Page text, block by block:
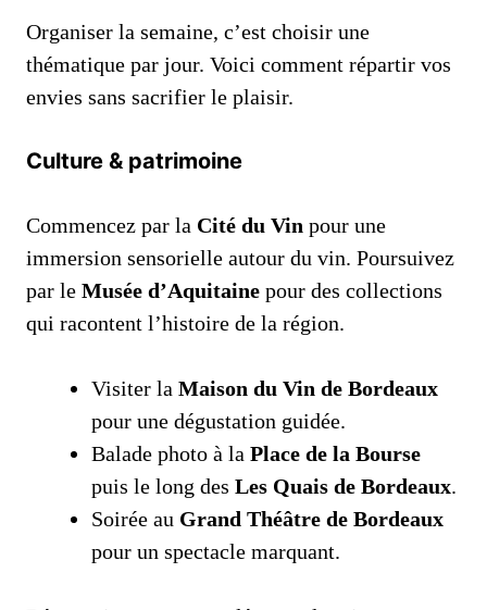
Organiser la semaine, c’est choisir une
thématique par jour. Voici comment répartir vos
envies sans sacrifier le plaisir.
Culture & patrimoine
Commencez par la Cité du Vin pour une
immersion sensorielle autour du vin. Poursuivez
par le Musée d’Aquitaine pour des collections
qui racontent l’histoire de la région.
Visiter la Maison du Vin de Bordeaux
pour une dégustation guidée.
Balade photo à la Place de la Bourse
puis le long des Les Quais de Bordeaux.
Soirée au Grand Théâtre de Bordeaux
pour un spectacle marquant.